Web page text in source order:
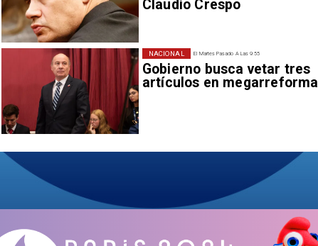
Claudio Crespo
El Martes Pasado A Las 9:55
Gobierno busca vetar tres
artículos en megarreforma
NACIONAL